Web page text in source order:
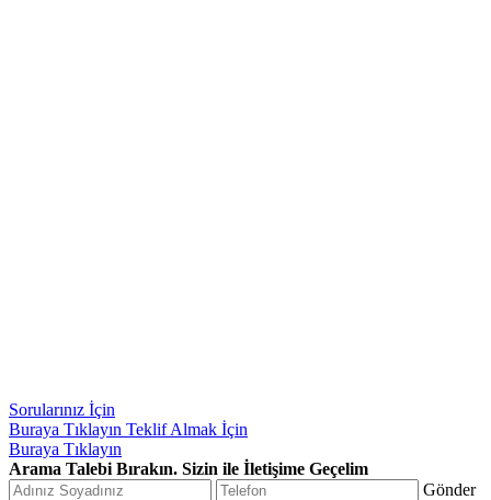
Sorularınız İçin
Buraya Tıklayın Teklif Almak İçin
Buraya Tıklayın
Arama Talebi Bırakın. Sizin ile İletişime Geçelim
Gönder